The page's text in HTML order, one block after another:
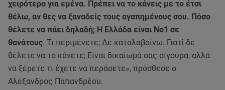
χειρότερο για εμένα. Πρέπει να το κάνεις με το έτσι
θέλω, αν θες να ξαναδείς τους αγαπημένους σου. Πόσο
θέλετε να πάει δηλαδή; Η Ελλάδα είναι Νο1 σε
θανάτους. Τι περιμένετε; Δε καταλαβαίνω. Γιατί δε
θέλετε να το κάνετε; Είναι δικαίωμά σας σίγουρα, αλλά
να ξέρετε τι έχετε να περάσετε», πρόσθεσε ο
Αλέξανδρος Παπανδρέου.